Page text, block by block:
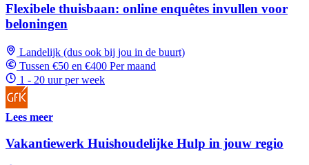
Flexibele thuisbaan: online enquêtes invullen voor
beloningen
Landelijk (dus ook bij jou in de buurt)
Tussen €50 en €400 Per maand
1 - 20 uur per week
Lees meer
Vakantiewerk Huishoudelijke Hulp in jouw regio